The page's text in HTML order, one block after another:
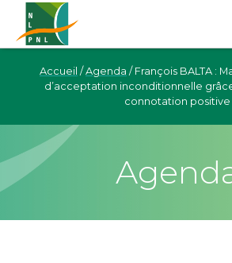
Accueil / Agenda / François BALTA :
d’acceptation inconditionnelle
connotation positive